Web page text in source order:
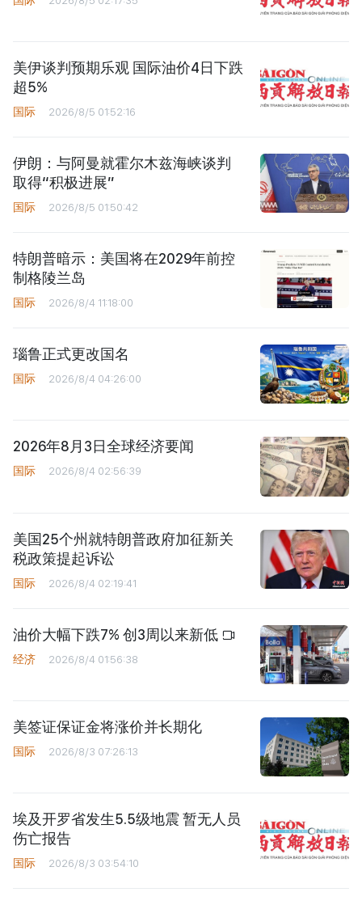
美伊谈判预期乐观 国际油价4日下跌
超5%
国际 2026/8/5 01:52:16
伊朗：与阿曼就霍尔木兹海峡谈判
取得“积极进展”
国际 2026/8/5 01:50:42
特朗普暗示：美国将在2029年前控
制格陵兰岛
国际 2026/8/4 11:18:00
瑙鲁正式更改国名
国际 2026/8/4 04:26:00
2026年8月3日全球经济要闻
国际 2026/8/4 02:56:39
美国25个州就特朗普政府加征新关
税政策提起诉讼
国际 2026/8/4 02:19:41
油价大幅下跌7% 创3周以来新低
经济 2026/8/4 01:56:38
美签证保证金将涨价并长期化
国际 2026/8/3 07:26:13
埃及开罗省发生5.5级地震 暂无人员
伤亡报告
国际 2026/8/3 03:54:10